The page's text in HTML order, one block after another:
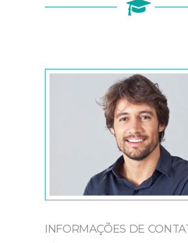
INFORMAÇÕES DE